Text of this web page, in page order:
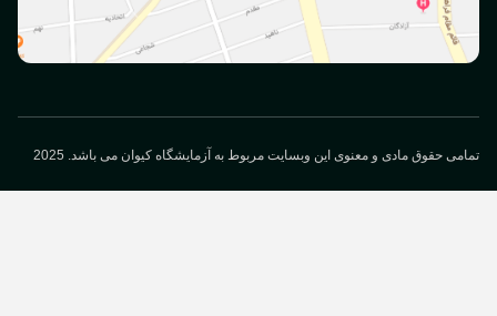
حقوق مادی و معنوی این وبسایت مربوط به آزمایشگاه کیوان می باشد. 2025